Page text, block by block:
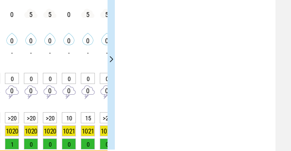
0 5 5 0 5 5
0 0 0 0 0 0
- - - - - -
0 0 0 0 0 0
0 0 0 0 0 0
>20 >20 >20 10 15 >20
1020 1020 1020 1021 1021 1021
1 0 0 0 0 0